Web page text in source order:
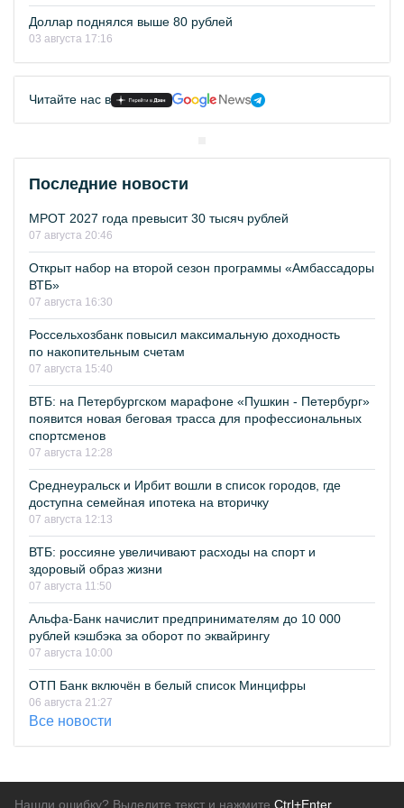
Доллар поднялся выше 80 рублей
03 августа 17:16
Читайте нас в
Последние новости
МРОТ 2027 года превысит 30 тысяч рублей
07 августа 20:46
Открыт набор на второй сезон программы «Амбассадоры
ВТБ»
07 августа 16:30
Россельхозбанк повысил максимальную доходность
по накопительным счетам
07 августа 15:40
ВТБ: на Петербургском марафоне «Пушкин - Петербург»
появится новая беговая трасса для профессиональных
спортсменов
07 августа 12:28
Среднеуральск и Ирбит вошли в список городов, где
доступна семейная ипотека на вторичку
07 августа 12:13
ВТБ: россияне увеличивают расходы на спорт и
здоровый образ жизни
07 августа 11:50
Альфа-Банк начислит предпринимателям до 10 000
рублей кэшбэка за оборот по эквайрингу
07 августа 10:00
ОТП Банк включён в белый список Минцифры
06 августа 21:27
Все новости
Нашли ошибку? Выделите текст и нажмите Ctrl+Enter